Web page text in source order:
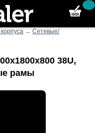
→ Сетевые/
38U,
рамы